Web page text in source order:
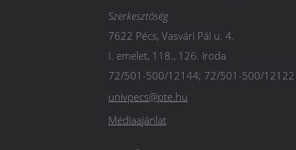
Szerkesztőség
7622 Pécs, Vasvári Pál u. 4.
I. emelet, 118., 126. iroda
72/501-500/12144; 72/501-500/12122
univpecs@pte.hu
Médiaajánlat